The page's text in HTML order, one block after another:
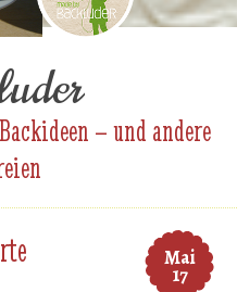
– und andere
Mai
17